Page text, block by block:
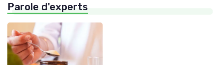
Parole d'experts